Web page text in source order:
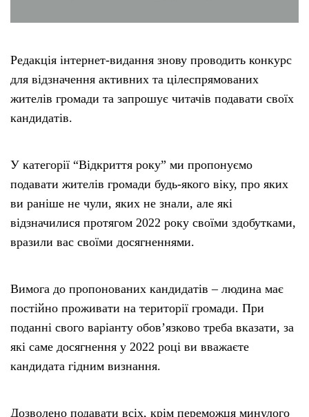
Редакція інтернет-видання знову проводить конкурс
для відзначення активних та цілеспрямованих
жителів громади та запрошує читачів подавати своїх
кандидатів.
У категорії “Відкриття року” ми пропонуємо
подавати жителів громади будь-якого віку, про яких
ви раніше не чули, яких не знали, але які
відзначилися протягом 2022 року своїми здобутками,
вразили вас своїми досягненнями.
Вимога до пропонованих кандидатів – людина має
постійно проживати на території громади. При
поданні свого варіанту обов’язково треба вказати, за
які саме досягнення у 2022 році ви вважаєте
кандидата гідним визнання.
Дозволено подавати всіх, крім переможця минулого